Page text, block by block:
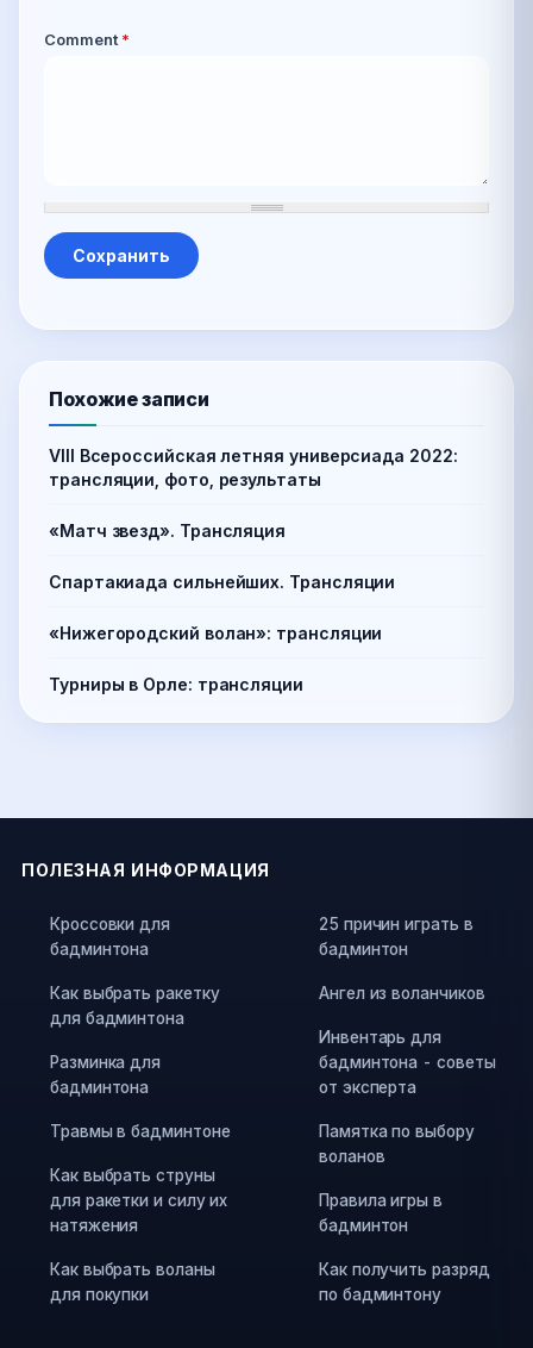
Comment *
Похожие записи
VIII Всероссийская летняя универсиада 2022:
трансляции, фото, результаты
«Матч звезд». Трансляция
Спартакиада сильнейших. Трансляции
«Нижегородский волан»: трансляции
Турниры в Орле: трансляции
ПОЛЕЗНАЯ ИНФОРМАЦИЯ
Кроссовки для
бадминтона
Как выбрать ракетку
для бадминтона
Разминка для
бадминтона
Травмы в бадминтоне
Как выбрать струны
для ракетки и силу их
натяжения
Как выбрать воланы
для покупки
25 причин играть в
бадминтон
Ангел из воланчиков
Инвентарь для
бадминтона - советы
от эксперта
Памятка по выбору
воланов
Правила игры в
бадминтон
Как получить разряд
по бадминтону